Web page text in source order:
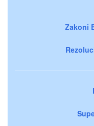
Zakoni